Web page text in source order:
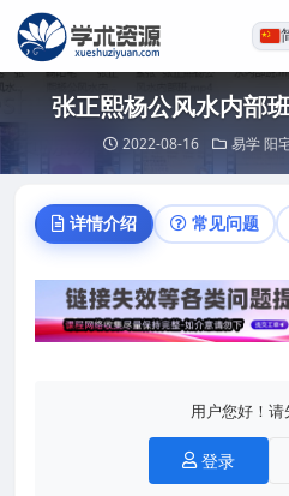
张正熙杨公风水内部
2022-08-16 易学阳
详情介绍 常见问题
用户您好！请
登录